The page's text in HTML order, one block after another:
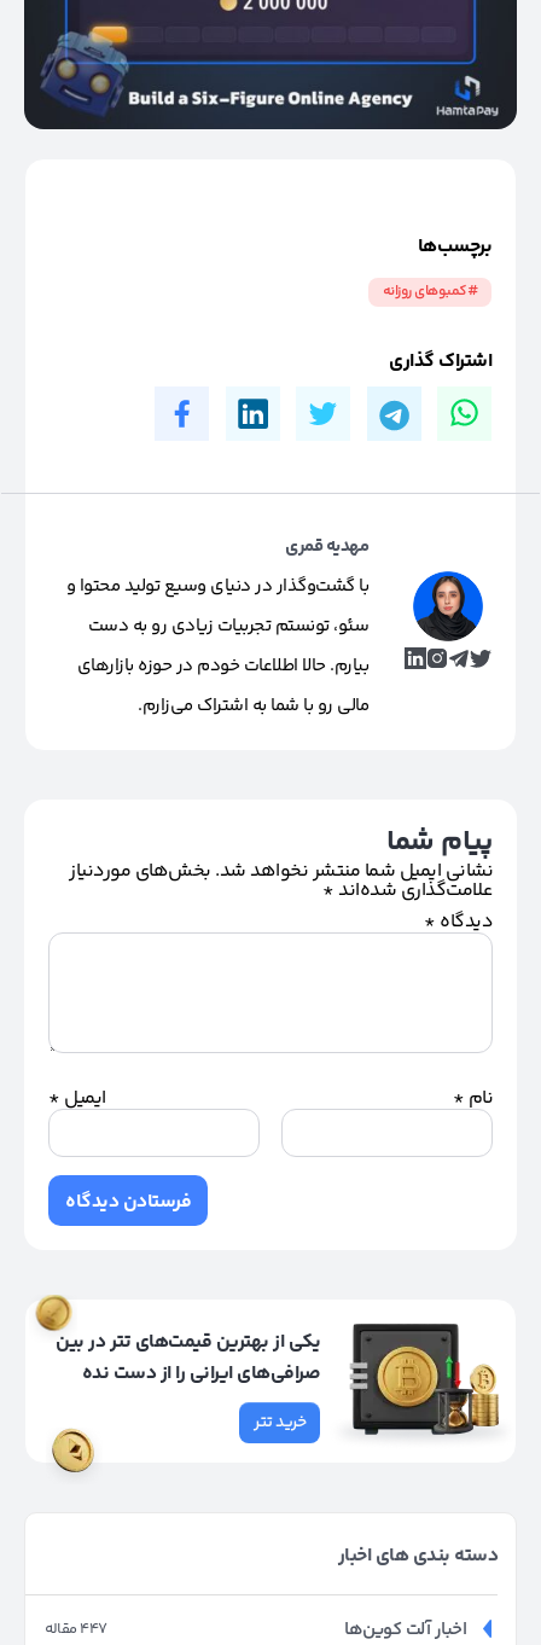
برچسب‌ها
#کمبوهای روزانه
اشتراک گذاری
مهدیه قمری
با گشت‌وگذار در دنیای وسیع تولید محتوا و
سئو، تونستم تجربیات زیادی رو به دست
بیارم. حالا اطلاعات خودم در حوزه بازارهای
مالی رو با شما به اشتراک می‌زارم.
پیام شما
نشانی ایمیل شما منتشر نخواهد شد. بخش‌های موردنیاز
علامت‌گذاری شده‌اند*
دیدگاه *
نام * ایمیل *
یکی از بهترین قیمت‌های تتر در بین
صرافی‌های ایرانی را از دست نده
خرید تتر
دسته بندی های اخبار
447 مقاله اخبار آلت کوین‌ها